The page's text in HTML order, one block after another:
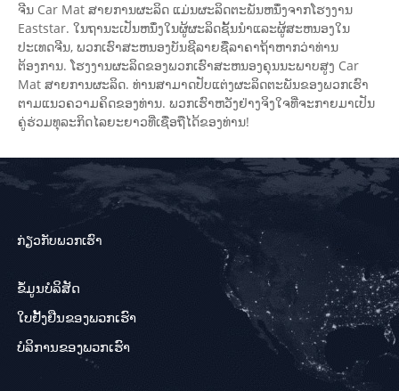
ຈີນ Car Mat ສາຍການຜະລິດ ແມ່ນຜະລິດຕະພັນຫນຶ່ງຈາກໂຮງງານ
Eaststar. ໃນຖານະເປັນຫນຶ່ງໃນຜູ້ຜະລິດຊັ້ນນໍາແລະຜູ້ສະຫນອງໃນ
ປະເທດຈີນ, ພວກເຮົາສະຫນອງບັນຊີລາຍຊື່ລາຄາຖ້າຫາກວ່າທ່ານ
ຕ້ອງການ. ໂຮງງານຜະລິດຂອງພວກເຮົາສະຫນອງຄຸນນະພາບສູງ Car
Mat ສາຍການຜະລິດ. ທ່ານສາມາດປັບແຕ່ງຜະລິດຕະພັນຂອງພວກເຮົາ
ຕາມແນວຄວາມຄິດຂອງທ່ານ. ພວກເຮົາຫວັງຢ່າງຈິງໃຈທີ່ຈະກາຍມາເປັນ
ຄູ່ຮ່ວມທຸລະກິດໄລຍະຍາວທີ່ເຊື່ອຖືໄດ້ຂອງທ່ານ!
ກ່ຽວກັບພວກເຮົາ
ຂໍ້ມູນບໍລິສັດ
ໃບຢັ້ງຢືນຂອງພວກເຮົາ
ບໍລິການຂອງພວກເຮົາ